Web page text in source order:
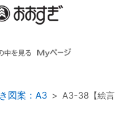
図案：A3
A3-38【絵言